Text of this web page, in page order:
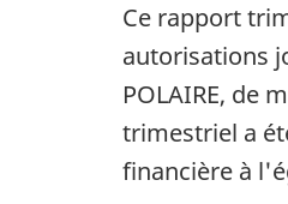
Ce rapport
autorisations
POLAIRE, de
trimestriel a
financière à